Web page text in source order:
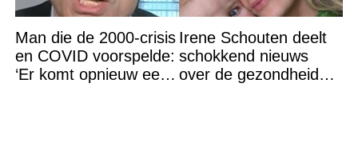
Man die de 2000-crisis
en COVID voorspelde:
‘Er komt opnieuw een
Irene Schouten deelt
schokkend nieuws
over de gezondheid